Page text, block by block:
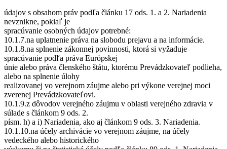
údajov s obsahom práv podľa článku 17 ods. 1. a 2. Nariadenia
nevznikne, pokiaľ je
spracúvanie osobných údajov potrebné:
10.1.7.na uplatnenie práva na slobodu prejavu a na informácie.
10.1.8.na splnenie zákonnej povinnosti, ktorá si vyžaduje
spracúvanie podľa práva Európskej
únie alebo práva členského štátu, ktorému Prevádzkovateľ podlieha,
alebo na splnenie úlohy
realizovanej vo verejnom záujme alebo pri výkone verejnej moci
zverenej Prevádzkovateľovi.
10.1.9.z dôvodov verejného záujmu v oblasti verejného zdravia v
súlade s článkom 9 ods. 2.
písm. h) a i) Nariadenia, ako aj článkom 9 ods. 3. Nariadenia.
10.1.10.na účely archivácie vo verejnom záujme, na účely
vedeckého alebo historického